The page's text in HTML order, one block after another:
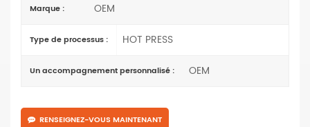
Marque : OEM
Type de processus : HOT PRESS
Un accompagnement personnalisé : OEM
RENSEIGNEZ-VOUS MAINTENANT